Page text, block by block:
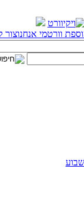
וורטמי אנחנוצור